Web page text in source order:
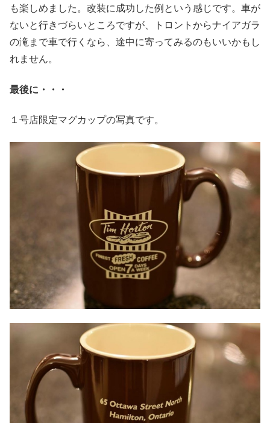
も楽しめました。改装に成功した例という感じです。車が
ないと行きづらいところですが、トロントからナイアガラ
の滝まで車で行くなら、途中に寄ってみるのもいいかもし
れません。
最後に・・・
１号店限定マグカップの写真です。